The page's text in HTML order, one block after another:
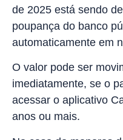
de 2025 está sendo
poupança do banco
automaticamente em
O valor pode ser
imediatamente, se o
acessar o aplicativo
anos ou mais.